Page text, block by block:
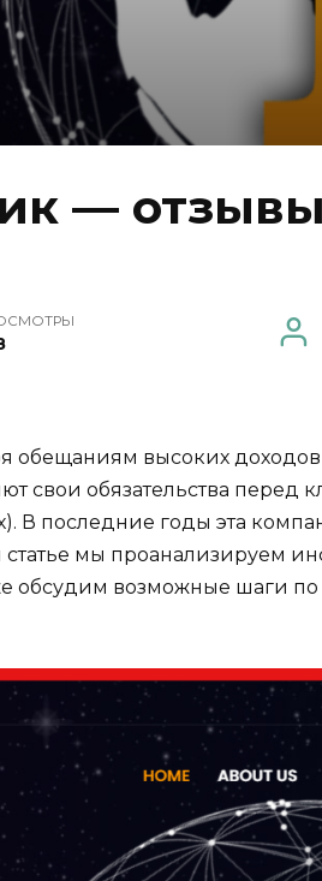
—
обещаниям высоких
свои обязательства перед
В последние годы эта
мы проанализируем
обсудим возможные шаги по